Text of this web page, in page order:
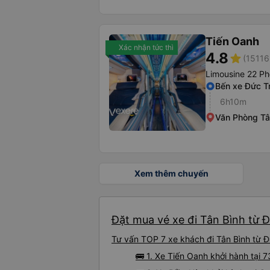
Xác nhận tức thì Tiến Oanh
4.8star
Limousine 22
Bến xe Đức
6h10m
Văn Phòng
Xem thêm chuyến
Đặt mua vé xe đi Tân Bình từ
Tư vấn TOP 7 xe khách đi Tân Bình từ
🚌 1. Xe Tiến Oanh khởi hành tại